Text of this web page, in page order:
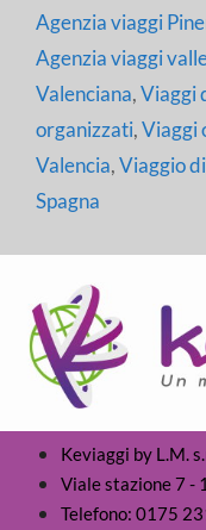
Agenzia viaggi
Agenzia viaggi
Valenciana,Viaggi
organizzati,Viaggi
Valencia,Viaggio
Spagna
Keviaggi by L.M.
Viale stazione 7 -
Telefono: 0175